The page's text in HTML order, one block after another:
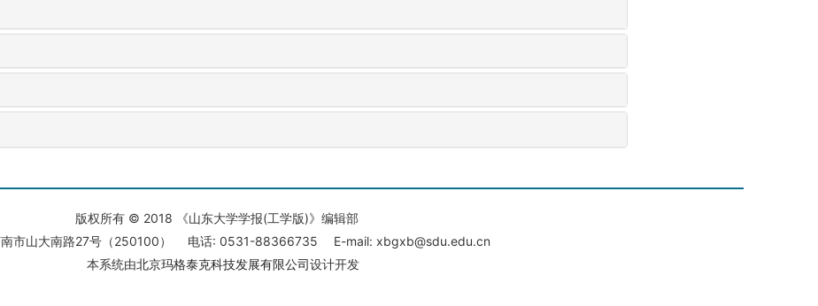
版权所有 © 2018 《山东大学学报(工学版)》编辑部
南市山大南路27号（250100） 电话: 0531-88366735 E-mail: xbgxb@sdu.edu.cn
本系统由北京玛格泰克科技发展有限公司设计开发